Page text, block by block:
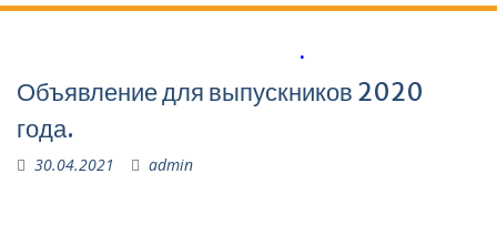
Объявление для выпускников 2020
года.
30.04.2021 admin